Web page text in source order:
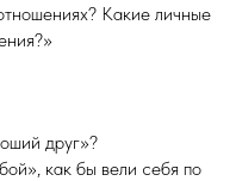
Какие личные
друг»?
как бы вели себя по